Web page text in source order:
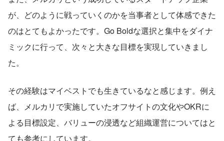
が、どのように戦っていくのかを当事者として体感できた
のはとてもよかったです。Go Boldな選択と集中をダイナ
ミックに行って、次々と大きな目標を実現していきまし
た。
その経験はマイベストでも生きているなと感じます。例え
ば、メルカリで実施していたオフサイトの文化やOKRに
よる目標設定、バリューの浸透など組織運営についてはと
ても参考にしています。